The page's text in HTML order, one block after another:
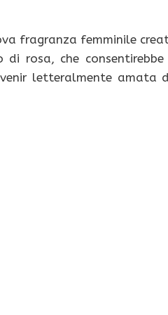
fragranza femminile
rosa, che consentirebbe
letteralmente amata